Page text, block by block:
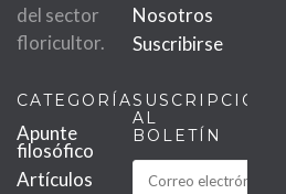
del sector
floricultor.
Nosotros
Suscribirse
CATEGORÍAS
Apunte
filosófico
Artículos
SUSCRIPCIÓN
AL
BOLETÍN